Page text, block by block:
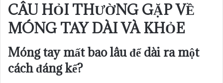
CÂU HỎI THƯỜNG GẶP VỀ
MÓNG TAY DÀI VÀ KHỎE
Móng tay mất bao lâu để dài ra một
cách đáng kể?